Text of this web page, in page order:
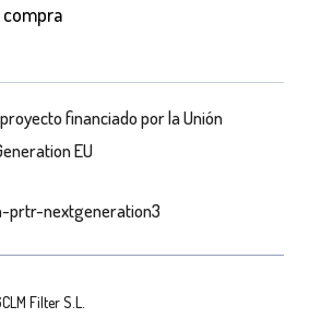
financiado por la Unión
EU
Filter S.L.